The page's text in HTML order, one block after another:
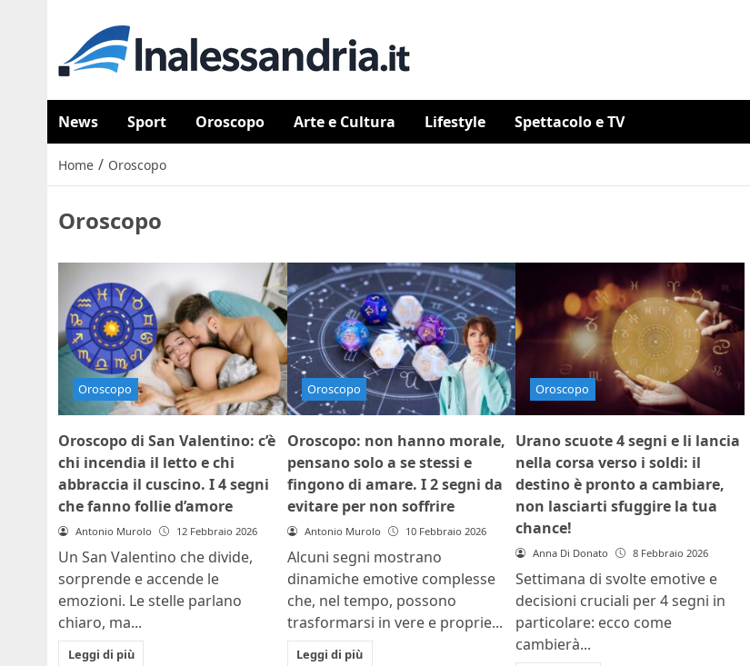
News Sport Oroscopo Arte e Cultura Lifestyle Spettacolo e TV
Home / Oroscopo
Oroscopo
Oroscopo
Oroscopo di San Valentino: c’è
chi incendia il letto e chi
abbraccia il cuscino. I 4 segni
che fanno follie d’amore
Antonio Murolo 12 Febbraio 2026
Un San Valentino che divide,
sorprende e accende le
emozioni. Le stelle parlano
chiaro, ma...
Leggi di più
Oroscopo
Oroscopo: non hanno morale,
pensano solo a se stessi e
fingono di amare. I 2 segni da
evitare per non soffrire
Antonio Murolo 10 Febbraio 2026
Alcuni segni mostrano
dinamiche emotive complesse
che, nel tempo, possono
trasformarsi in vere e proprie...
Leggi di più
Oroscopo
Urano scuote 4 segni e li lancia
nella corsa verso i soldi: il
destino è pronto a cambiare,
non lasciarti sfuggire la tua
chance!
Anna Di Donato 8 Febbraio 2026
Settimana di svolte emotive e
decisioni cruciali per 4 segni in
particolare: ecco come
cambierà...